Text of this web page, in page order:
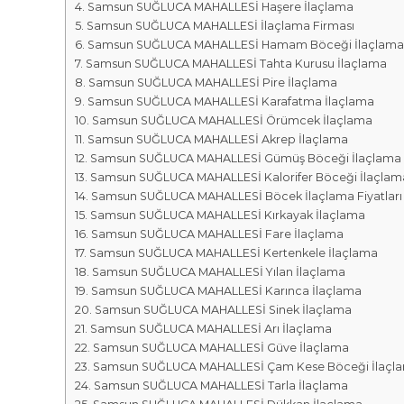
m
a
l
a
r
ı
k
a
s
Samsun SUĞLUCA MAHALLESİ Haşere İlaçlama
Samsun SUĞLUCA MAHALLESİ İlaçlama Firması
Samsun SUĞLUCA MAHALLESİ Hamam Böceği İlaçlama
Samsun SUĞLUCA MAHALLESİ Tahta Kurusu İlaçlama
Samsun SUĞLUCA MAHALLESİ Pire İlaçlama
Samsun SUĞLUCA MAHALLESİ Karafatma İlaçlama
Samsun SUĞLUCA MAHALLESİ Örümcek İlaçlama
Samsun SUĞLUCA MAHALLESİ Akrep İlaçlama
Samsun SUĞLUCA MAHALLESİ Gümüş Böceği İlaçlama
Samsun SUĞLUCA MAHALLESİ Kalorifer Böceği
Samsun SUĞLUCA MAHALLESİ Böcek İlaçlama Fiyatları
Samsun SUĞLUCA MAHALLESİ Kırkayak İlaçlama
Samsun SUĞLUCA MAHALLESİ Fare İlaçlama
Samsun SUĞLUCA MAHALLESİ Kertenkele İlaçlama
Samsun SUĞLUCA MAHALLESİ Yılan İlaçlama
Samsun SUĞLUCA MAHALLESİ Karınca İlaçlama
Samsun SUĞLUCA MAHALLESİ Sinek İlaçlama
Samsun SUĞLUCA MAHALLESİ Arı İlaçlama
Samsun SUĞLUCA MAHALLESİ Güve İlaçlama
Samsun SUĞLUCA MAHALLESİ Çam Kese Böceği
Samsun SUĞLUCA MAHALLESİ Tarla İlaçlama